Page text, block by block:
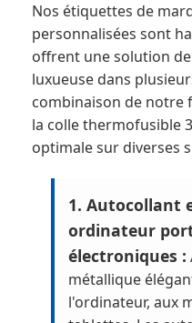
Nos étiquettes de
personnalisées sont
offrent une solution
luxueuse dans
combinaison de notre
la colle thermofusible
optimale sur diverses
1. Autocollant
ordinateur
électroniques :
métallique
l'ordinateur, aux